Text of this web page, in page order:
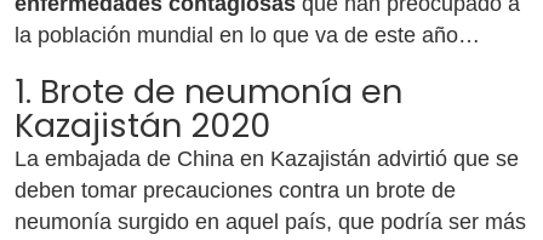
la población mundial en lo que va de este año…
1. Brote de neumonía en
Kazajistán 2020
La embajada de China en Kazajistán advirtió que se
deben tomar precauciones contra un brote de
neumonía surgido en aquel país, que podría ser más